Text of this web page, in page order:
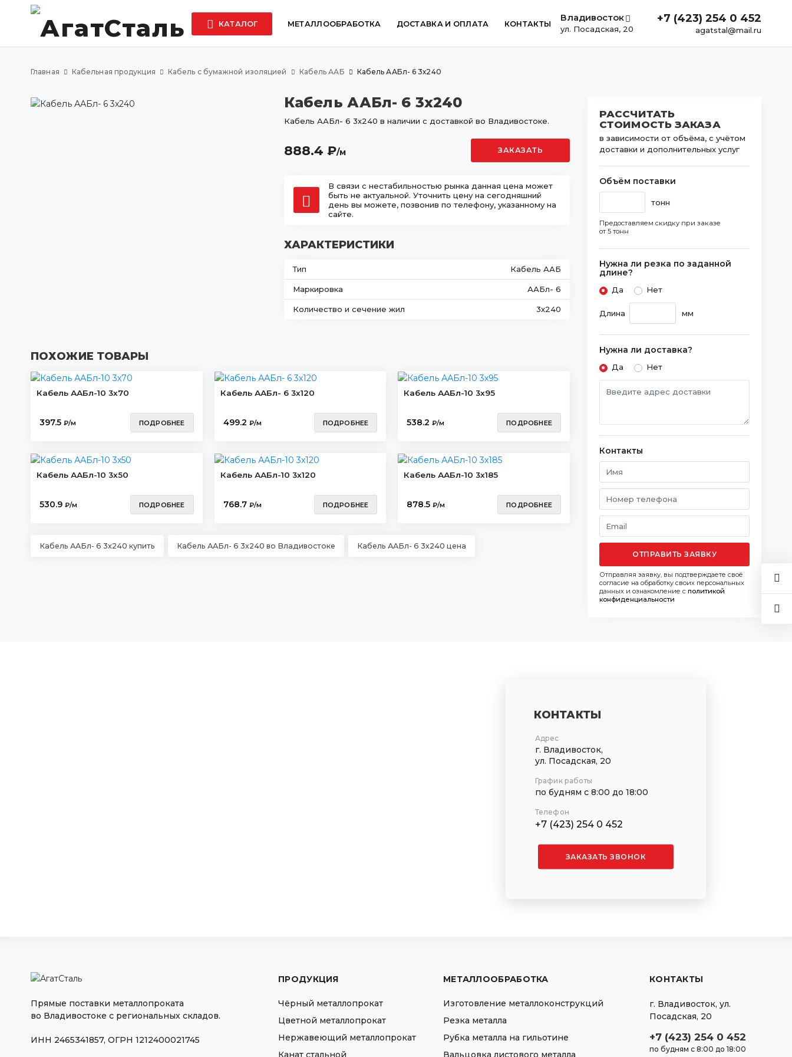
+7 (423) 254 0 452
agatstal@mail.ru
Владивосток
ул. Посадская, 20
КАТАЛОГ МЕТАЛЛООБРАБОТКА ДОСТАВКА И ОПЛАТА КОНТАКТЫ
Главная Кабельная продукция Кабель с бумажной изоляцией Кабель ААБ Кабель ААБл- 6 3х240
Кабель ААБл- 6 3х240
Кабель ААБл- 6 3х240 в наличии с доставкой во Владивостоке.
888.4 ₽/м ЗАКАЗАТЬ
В связи с нестабильностью рынка данная цена может
быть не актуальной. Уточнить цену на сегодняшний
день вы можете, позвонив по телефону, указанному на
сайте.
ХАРАКТЕРИСТИКИ
Тип Кабель ААБ
Маркировка ААБл- 6
Количество и сечение жил 3х240
ПОХОЖИЕ ТОВАРЫ
Кабель ААБл-10 3х70
397.5 ₽/м ПОДРОБНЕЕ
Кабель ААБл- 6 3х120
499.2 ₽/м ПОДРОБНЕЕ
Кабель ААБл-10 3х95
538.2₽/м ПОДРОБНЕЕ
Кабель ААБл-10 3х50
530.9 ₽/м ПОДРОБНЕЕ
Кабель ААБл-10 3х120
768.7 ₽/м ПОДРОБНЕЕ
Кабель ААБл-10 3х185
878.5₽/м ПОДРОБНЕЕ
Кабель ААБл- 6 3х240 купить Кабель ААБл- 6 3х240 во Владивостоке Кабель ААБл- 6 3х240 цена
РАССЧИТАТЬ
СТОИМОСТЬ ЗАКАЗА
в зависимости от объёма, с учётом
доставки и дополнительных услуг
Объём поставки
тонн
Предоставляем скидку при заказе
от 5 тонн
Нужна ли резка по заданной
длине?
Да Нет
Длина мм
Нужна ли доставка?
Да Нет
Контакты
ОТПРАВИТЬ ЗАЯВКУ
Отправляя заявку, вы подтверждаете своё
согласие на обработку своих персональных
данных и ознакомление с политикой
конфиденциальности
КОНТАКТЫ
Адрес
г. Владивосток,
ул. Посадская, 20
График работы
по будням с 8:00 до 18:00
Телефон
+7 (423) 254 0 452
ЗАКАЗАТЬ ЗВОНОК
Прямые поставки металлопроката
во Владивостоке с региональных складов.
ИНН 2465341857, ОГРН 1212400021745
ПРОДУКЦИЯ
Чёрный металлопрокат
Цветной металлопрокат
Нержавеющий металлопрокат
Канат стальной
МЕТАЛЛООБРАБОТКА
Изготовление металлоконструкций
Резка металла
Рубка металла на гильотине
Вальцовка листового металла
КОНТАКТЫ
г. Владивосток, ул.
Посадская, 20
+7 (423) 254 0 452
по будням с 8:00 до 18:00